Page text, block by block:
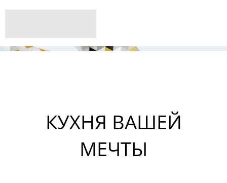
КУХНЯ ВАШЕЙ
МЕЧТЫ